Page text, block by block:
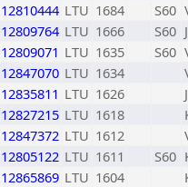
12810444 LTU 1684 S60
12809764 LTU 1666 S60
12809071 LTU 1635 S60
12847070 LTU 1634
12835811 LTU 1626
12827215 LTU 1618
12847372 LTU 1612
12805122 LTU 1611 S60
12865869 LTU 1604